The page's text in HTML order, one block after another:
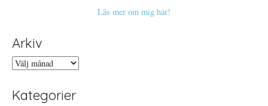
Läs mer om mig här!
Arkiv
Arkiv
Kategorier